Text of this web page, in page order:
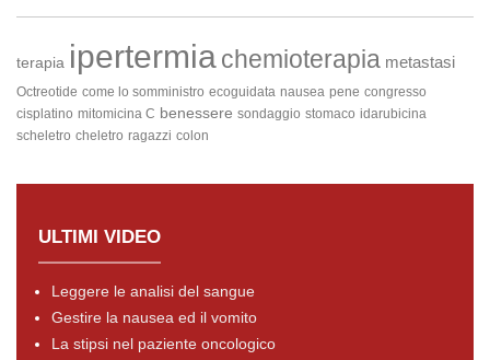
terapia ipertermiachemioterapia metastasi
Octreotide come lo somministro ecoguidata nausea pene congresso
cisplatino mitomicina C benessere sondaggio stomaco idarubicina
scheletro cheletro ragazzi colon
ULTIMI VIDEO
Leggere le analisi del sangue
Gestire la nausea ed il vomito
La stipsi nel paziente oncologico